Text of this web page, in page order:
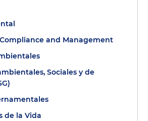
and Management
Sociales y de
de la Vida